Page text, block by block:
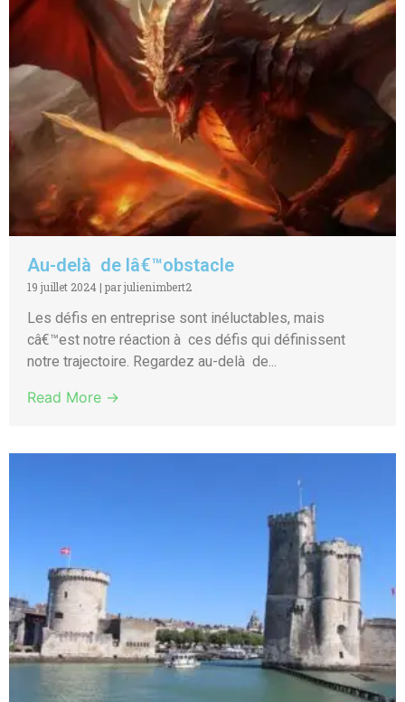
Au-delà de lâ€™obstacle
19 juillet 2024 | par julienimbert2
Les défis en entreprise sont inéluctables, mais
câ€™est notre réaction à ces défis qui définissent
notre trajectoire. Regardez au-delà de...
Read More →